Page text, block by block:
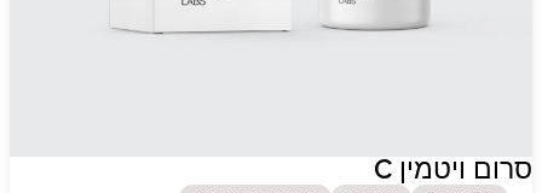
סרום ויטמין C